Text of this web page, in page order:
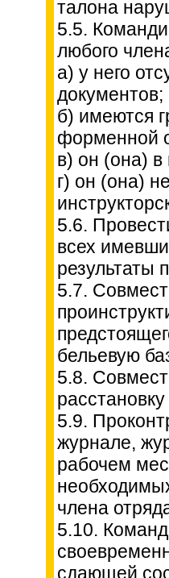
талона
5.5.
любого
а) у него
документов;
б) имеются
форменной
в) он (она) в
г) он (она)
5.6.
всех
результаты
5.7.
бельевую
5.8.
5.9.
журнале,
рабочем
члена
5.10.
сдающей